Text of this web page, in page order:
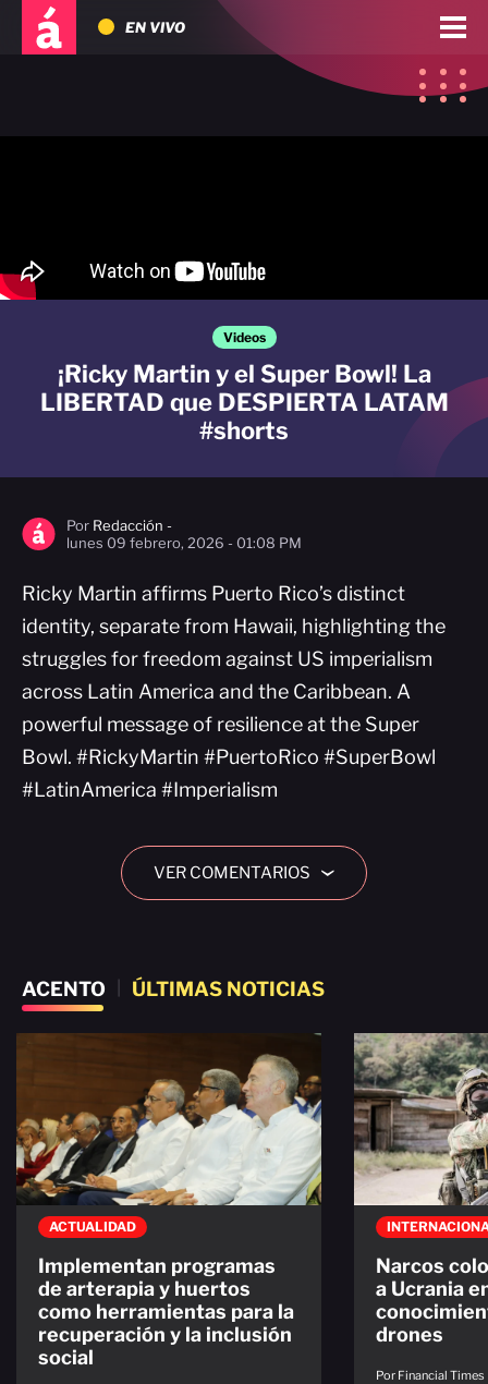
EN VIVO
Videos
¡Ricky Martin y el Super Bowl! La
LIBERTAD que DESPIERTA LATAM
#shorts
Por Redacción -
lunes 09 febrero, 2026 - 01:08 PM
Ricky Martin affirms Puerto Rico’s distinct
identity, separate from Hawaii, highlighting the
struggles for freedom against US imperialism
across Latin America and the Caribbean. A
powerful message of resilience at the Super
Bowl. #RickyMartin #PuertoRico #SuperBowl
#LatinAmerica #Imperialism
VER COMENTARIOS ›
ACENTO ÚLTIMAS NOTICIAS
ACTUALIDAD
Implementan programas
de arterapia y huertos
como herramientas para la
recuperación y la inclusión
social
Narcos
a Ucrania
drones
Por Financial Times